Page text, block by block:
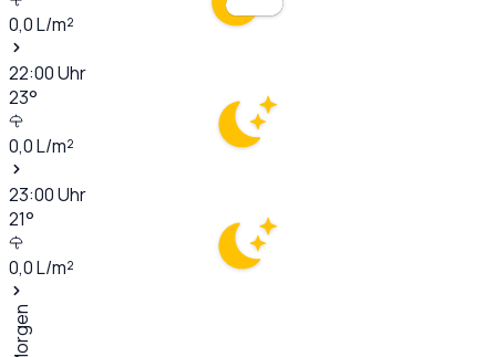
0,0L/m²
22:00Uhr
23°
0,0L/m²
23:00Uhr
21°
0,0L/m²
Morgen